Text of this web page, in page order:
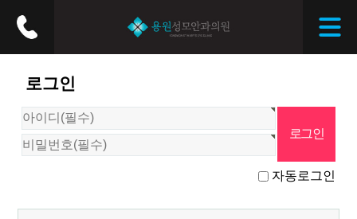
로그인
자동로그인